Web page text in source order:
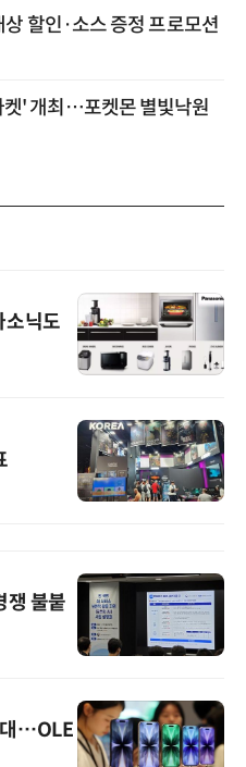
할인·소스 증정 프로모션
켓' 개최…포켓몬 별빛낙원
닉도
쟁 불붙
대…OLE